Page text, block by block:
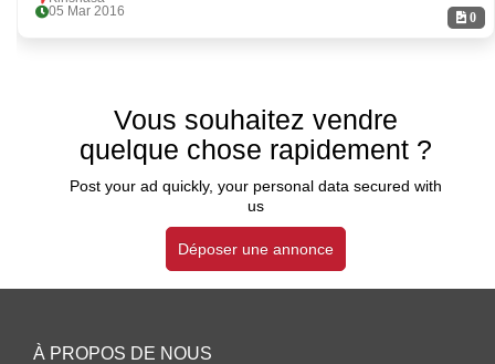
0
05 Mar 2016
Vous souhaitez vendre
quelque chose rapidement ?
Post your ad quickly, your personal data secured with
us
Déposer une annonce
À PROPOS DE NOUS